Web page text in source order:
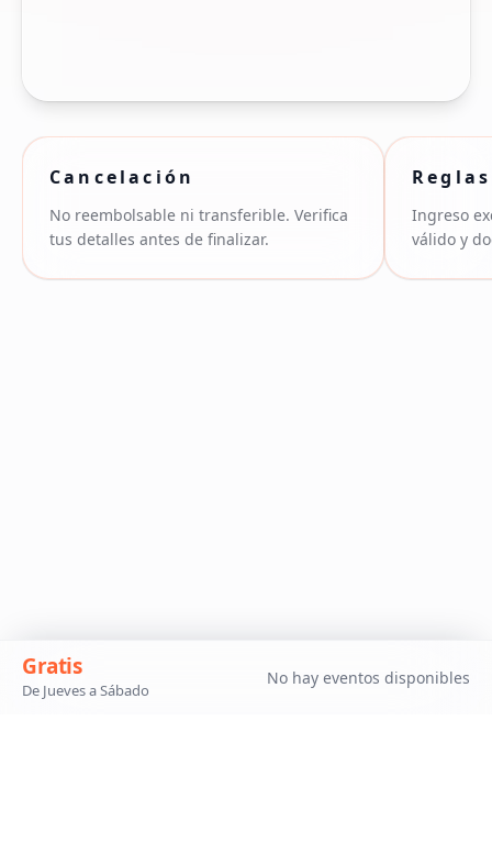
Cancelación
No reembolsable ni transferible. Verifica
tus detalles antes de finalizar.
Reglas
Ingreso
válido y
Gratis
De Jueves a Sábado
No hay eventos disponibles